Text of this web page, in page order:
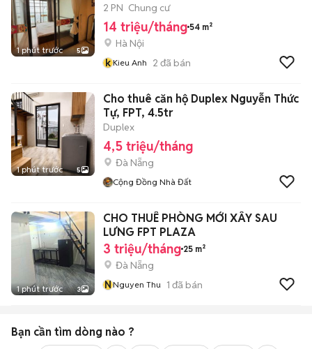
1 phút trước 5
2 PN Chung cư
14 triệu/tháng 54 m²
Hà Nội
k Kieu Anh 2 đã bán
1 phút trước 5
Cho thuê căn hộ Duplex Nguyễn Thức
Tự, FPT, 4.5tr
Duplex
4,5 triệu/tháng
Đà Nẵng
Cộng Đồng Nhà Đất
1 phút trước 3
CHO THUÊ PHÒNG MỚI XÂY SAU
LƯNG FPT PLAZA
3 triệu/tháng 25 m²
Đà Nẵng
NNguyen Thu 1 đã bán
Bạn cần tìm dòng nào ?